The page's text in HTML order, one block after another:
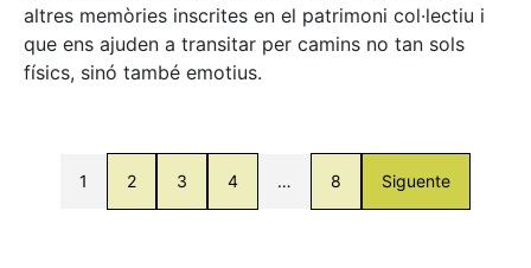
altres memòries inscrites en el patrimoni col·lectiu i
que ens ajuden a transitar per camins no tan sols
físics, sinó també emotius.
1 2 3 4 … 8 Siguente